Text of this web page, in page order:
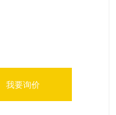
我要询价